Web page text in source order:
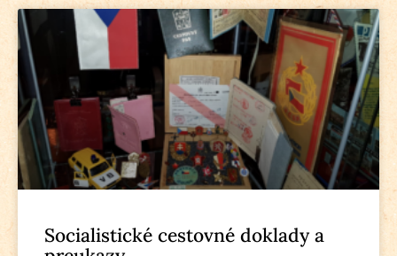
Socialistické cestovné doklady a